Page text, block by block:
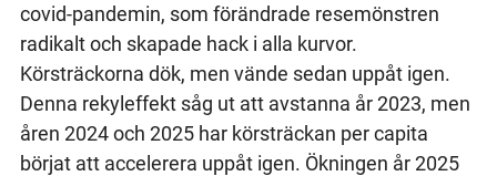
covid-pandemin, som förändrade resemönstren
radikalt och skapade hack i alla kurvor.
Körsträckorna dök, men vände sedan uppåt igen.
Denna rekyleffekt såg ut att avstanna år 2023, men
åren 2024 och 2025 har körsträckan per capita
börjat att accelerera uppåt igen. Ökningen år 2025